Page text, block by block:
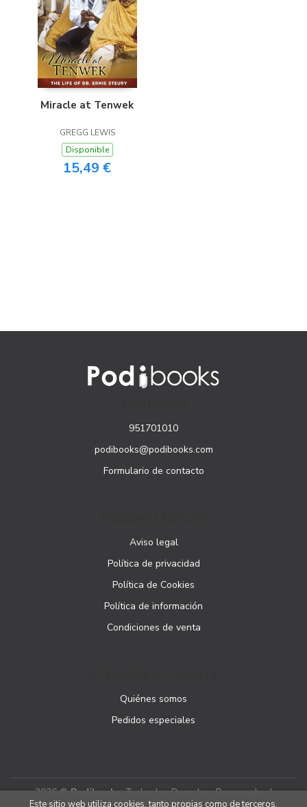
Miracle at Tenwek
GREGG LEWIS
Disponible
15,49 €
951701010
podibooks@podibooks.com
Formulario de contacto
Aviso legal
Política de privacidad
Política de Cookies
Política de información
Condiciones de venta
Quiénes somos
Pedidos especiales
2026 ©Podibooks. Todos los Derechos Reservados |
Este sitio web utiliza cookies, tanto propias como de terceros,